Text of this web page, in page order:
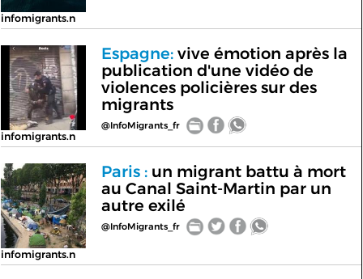
infomigrants.n
infomigrants.n
Espagne:vive émotion après la
publication d'une vidéo de
violences policières sur des
migrants
@InfoMigrants_fr
infomigrants.n
Paris :un migrant battu à mort
au Canal Saint-Martin par un
autre exilé
@InfoMigrants_fr